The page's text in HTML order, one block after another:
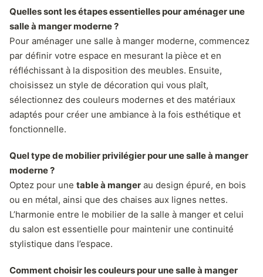
Quelles sont les étapes essentielles pour aménager une
salle à manger moderne ?
Pour aménager une salle à manger moderne, commencez
par définir votre espace en mesurant la pièce et en
réfléchissant à la disposition des meubles. Ensuite,
choisissez un style de décoration qui vous plaît,
sélectionnez des couleurs modernes et des matériaux
adaptés pour créer une ambiance à la fois esthétique et
fonctionnelle.
Quel type de mobilier privilégier pour une salle à manger
moderne ?
Optez pour une table à manger au design épuré, en bois
ou en métal, ainsi que des chaises aux lignes nettes.
L’harmonie entre le mobilier de la salle à manger et celui
du salon est essentielle pour maintenir une continuité
stylistique dans l’espace.
Comment choisir les couleurs pour une salle à manger